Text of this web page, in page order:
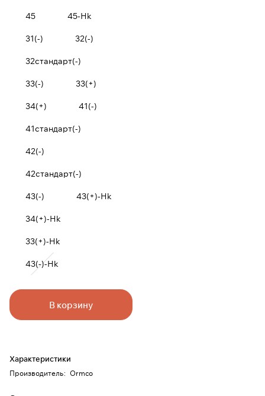
45 45-Hk
31(-) 32(-)
32стандарт(-)
33(-) 33(+)
34(+) 41(-)
41стандарт(-)
42(-)
42стандарт(-)
43(-) 43(+)-Hk
34(+)-Hk
33(+)-Hk
43(-)-Hk
В корзину
Характеристики
Производитель: Ormco